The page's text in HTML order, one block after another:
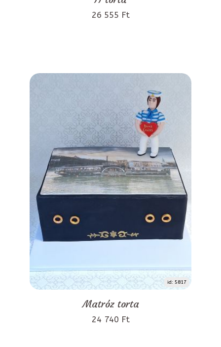
26 555 Ft
id: 5817
Matróz torta
24 740 Ft